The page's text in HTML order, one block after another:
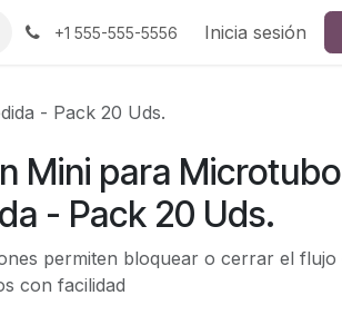
+1 555-555-5556 Inicia sesión
- Pack 20 Uds.
Mini para
- Pack 20 Uds.
permiten bloquear o cerrar el flujo
con facilidad